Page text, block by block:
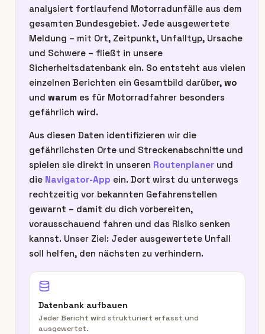
analysiert fortlaufend Motorradunfälle aus dem
gesamten Bundesgebiet. Jede ausgewertete
Meldung – mit Ort, Zeitpunkt, Unfalltyp, Ursache
und Schwere – fließt in unsere
Sicherheitsdatenbank ein. So entsteht aus vielen
einzelnen Berichten ein Gesamtbild darüber, wo
und warum es für Motorradfahrer besonders
gefährlich wird.
Aus diesen Daten identifizieren wir die
gefährlichsten Orte und Streckenabschnitte und
spielen sie direkt in unseren Routenplaner und
die Navigator-App ein. Dort wirst du unterwegs
rechtzeitig vor bekannten Gefahrenstellen
gewarnt – damit du dich vorbereiten,
vorausschauend fahren und das Risiko senken
kannst. Unser Ziel: Jeder ausgewertete Unfall
soll helfen, den nächsten zu verhindern.
Datenbank aufbauen
Jeder Bericht wird strukturiert erfasst und
ausgewertet.